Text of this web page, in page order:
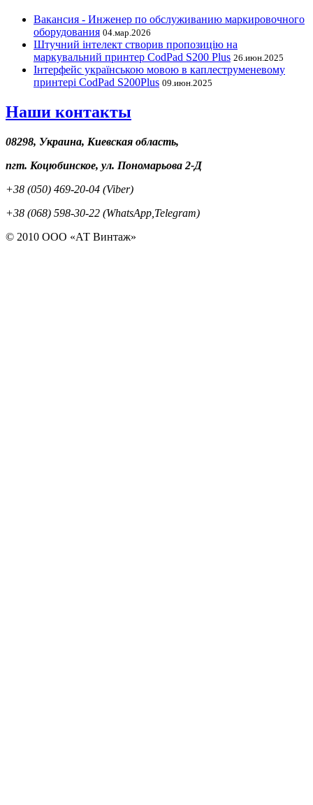
Вакансия - Инженер по обслуживанию маркировочного
оборудования 04.мар.2026
Штучний інтелект створив пропозицію на
маркувальний принтер CodPad S200 Plus 26.июн.2025
Інтерфейс українською мовою в каплеструменевому
принтері CodPad S200Plus 09.июн.2025
Наши контакты
08298, Украина, Киевская область,
пгт. Коцюбинское, ул. Пономарьова 2-Д
+38 (050) 469-20-04 (Viber)
+38 (068) 598-30-22 (WhatsApp,Telegram)
© 2010 ООО «АТ Винтаж»